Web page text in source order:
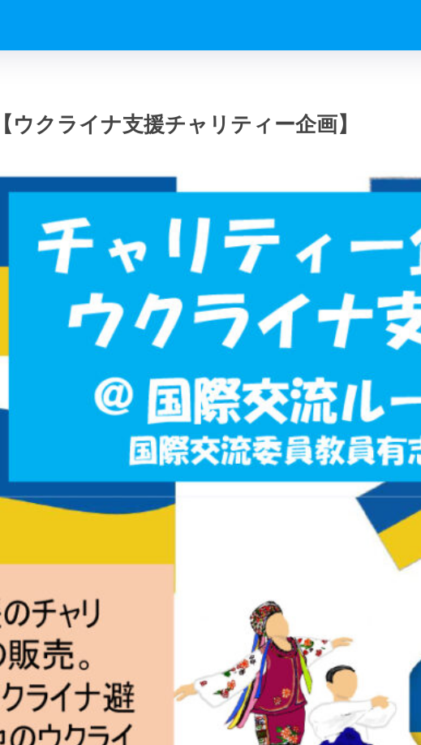
ウクライナ支援チャリティー企画】